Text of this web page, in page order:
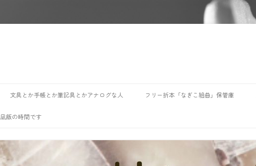
文具とか手帳とか筆記具とかアナログな人 フリー折本「なぎこ組曲」保管庫
凪飯の時間です